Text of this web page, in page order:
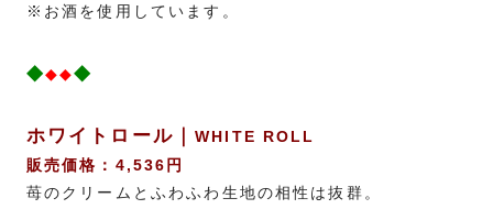
※お酒を使用しています。
◆◆◆◆
ホワイトロール｜WHITE ROLL
販売価格：4,536円
苺のクリームとふわふわ生地の相性は抜群。